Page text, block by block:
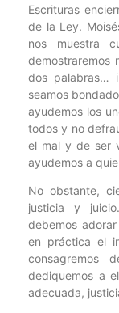
Escrituras
de la Ley.
nos muestra
demostraremos
dos palabras…
seamos
ayudemos los
todos y no
el mal y de ser
ayudemos a
No obstante,
justicia y
debemos
en práctica el
dediquemos a
adecuada,